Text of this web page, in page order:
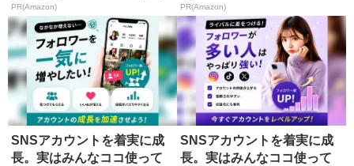
が...
PR(Amazon) PR(Amazon)
SNSアカウントを着実に成
長。実はみんなココ使って
SNSアカウントを着実に成
長。実はみんなココ使って